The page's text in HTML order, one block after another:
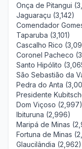
Onça de Pitangui
Jaguaraçu (3,142)
Comendador
Taparuba (3,101)
Cascalho Rico
Coronel Pacheco
Santo Hipólito
São Sebastião da
Pedra do Anta
Presidente
Dom Viçoso (2,997)
Ibituruna (2,996)
Maripá de Minas
Fortuna de Minas
Glaucilândia (2,962)